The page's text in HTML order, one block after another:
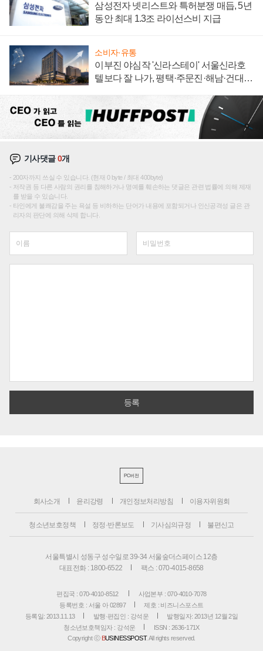
삼성전자 넷리스트와 특허분쟁 매듭, 5년
동안 최대 1.3조 라이선스비 지급
소비자·유통
이부진 야심작 '신라스테이' 서울신라호
텔보다 잘 나가, 평택·주문진·해남·건대로
기사댓글0개
200자까지 쓰실 수 있습니다. (현재 0 byte / 최대 400byte)
저작권 등 다른 사람의 권리를 침해하거나 명예를 훼손하는 댓글은 관련 법률에 의해 제재
를 받을 수 있습니다.
타인에게 불쾌감을 주는 욕설 등 비하하는 단어가 내용에 포함되거나 인신공격성 글은 관
리자의 판단에 의해 삭제 합니다.
PC버전
회사소개 윤리강령 개인정보처리방침 이용자위원회
청소년보호정책 정정·반론보도 기사심의규정 불편신고
서울특별시 성동구 성수일로 39-34 서울숲더스페이스 12층
대표전화 : 1800-6522
팩스 : 070-4015-8658
편집국 : 070-4010-8512
사업본부 : 070-4010-7078
등록번호 : 서울 아 02897
제호 : 비즈니스포스트
등록일: 2013.11.13
발행·편집인 : 강석운
발행일자: 2013년 12월 2일
청소년보호책임자 : 강석운
ISSN : 2636-171X
Copyright ⓒ BUSINESSPOST. All rights reserved.